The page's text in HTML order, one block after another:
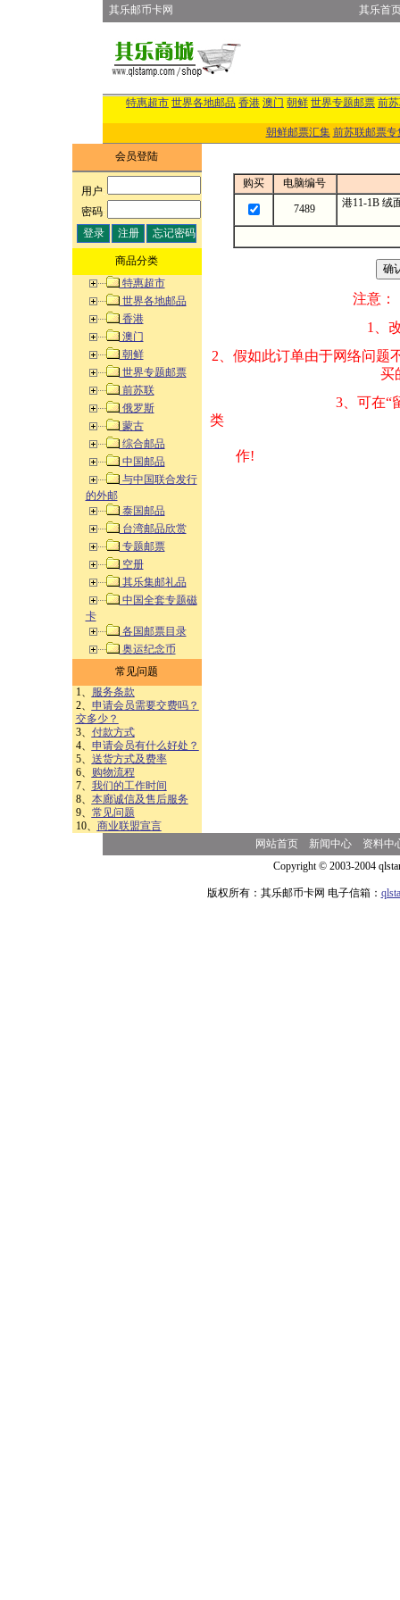
其乐邮币卡网 其乐首
特惠超市 世界各地邮品 香港 澳门 朝鲜 世界专题邮票 前
朝鲜邮票汇集 前苏联邮票专
会员登陆
用户:
密码:
商品分类
特惠超市
世界各地邮品
香港
澳门
朝鲜
世界专题邮票
前苏联
俄罗斯
蒙古
综合邮品
中国邮品
与中国联合发行
的外邮
泰国邮品
台湾邮品欣赏
专题邮票
空册
其乐集邮礼品
中国全套专题磁
卡
各国邮票目录
奥运纪念币
常见问题
1、
服务条款
2、 申请会员需要交费吗？
交多少？
3、 付款方式
4、 申请会员有什么好处？
5、 送货方式及费率
6、
购物流程
7、 我们的工作时间
8、 本廊诚信及售后服务
9、 常见问题
10、 商业联盟宣言
购买 电脑编号
7489 港11-1B 绒
注意：
1、改变商品数量
2、假如此订单由
买的邮品的“
3、可在“
类 方式告之
作!
网站首页 新闻中心
资料中
Copyright © 2003-2004
版权所有：其乐邮币卡网 电子信箱：